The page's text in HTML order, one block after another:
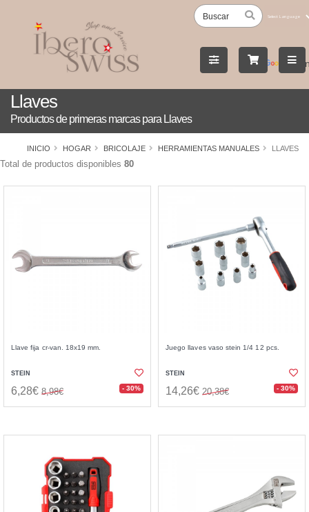
by
Llaves
Productos de primeras marcas para Llaves
INICIO HOGAR BRICOLAJE HERRAMIENTAS MANUALES LLAVES
Total de productos disponibles 80
Llave fija cr-van. 18x19 mm.
STEIN
6,28€ 8,98€ - 30%
Juego llaves vaso stein 1/4 12 pcs.
STEIN
14,26€ 20,38€ - 30%